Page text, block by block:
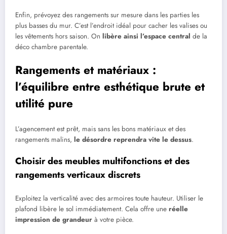
Enfin, prévoyez des rangements sur mesure dans les parties les
plus basses du mur. C’est l’endroit idéal pour cacher les valises ou
les vêtements hors saison. On libère ainsi l’espace central de la
déco chambre parentale.
Rangements et matériaux :
l’équilibre entre esthétique brute et
utilité pure
L’agencement est prêt, mais sans les bons matériaux et des
rangements malins, le désordre reprendra vite le dessus.
Choisir des meubles multifonctions et des
rangements verticaux discrets
Exploitez la verticalité avec des armoires toute hauteur. Utiliser le
plafond libère le sol immédiatement. Cela offre une réelle
impression de grandeur à votre pièce.